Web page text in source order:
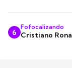
6
Fofocalizando
Cristiano